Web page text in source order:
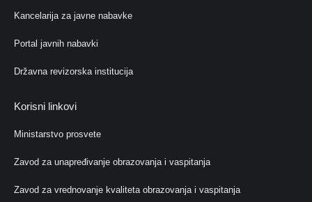
Kancelarija za javne nabavke
Portal javnih nabavki
Državna revizorska institucija
Korisni linkovi
Ministarstvo prosvete
Zavod za unapređivanje obrazovanja i vaspitanja
Zavod za vrednovanje kvaliteta obrazovanja i vaspitanja